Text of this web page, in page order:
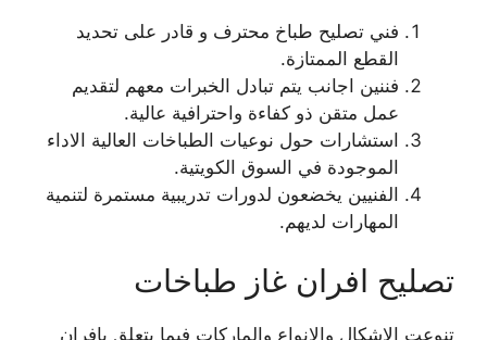
فني تصليح طباخ محترف و قادر على تحديد
القطع الممتازة.
فننين اجانب يتم تبادل الخبرات معهم لتقديم
عمل متقن ذو كفاءة واحترافية عالية.
استشارات حول نوعيات الطباخات العالية الاداء
الموجودة في السوق الكويتية.
الفنيين يخضعون لدورات تدريبية مستمرة لتنمية
المهارات لديهم.
تصليح افران غاز طباخات
تنوعت الاشكال والانواع والماركات فيما يتعلق بافران